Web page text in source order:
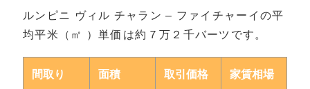
ルンピニ ヴィル チャラン – ファイチャーイの平
均平米（㎡ ）単価は約７万２千バーツです。
間取り 面積 取引価格 家賃相場